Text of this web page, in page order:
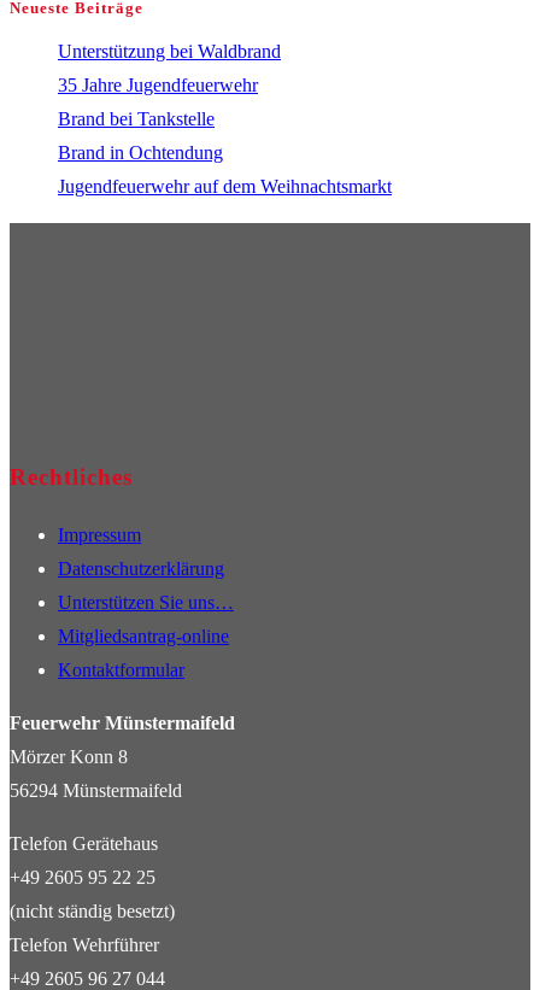
Neueste Beiträge
Unterstützung bei Waldbrand
35 Jahre Jugendfeuerwehr
Brand bei Tankstelle
Brand in Ochtendung
Jugendfeuerwehr auf dem Weihnachtsmarkt
Rechtliches
Impressum
Datenschutzerklärung
Unterstützen Sie uns…
Mitgliedsantrag-online
Kontaktformular
Feuerwehr Münstermaifeld
Mörzer Konn 8
56294 Münstermaifeld
Telefon Gerätehaus
+49 2605 95 22 25
(nicht ständig besetzt)
Telefon Wehrführer
+49 2605 96 27 044